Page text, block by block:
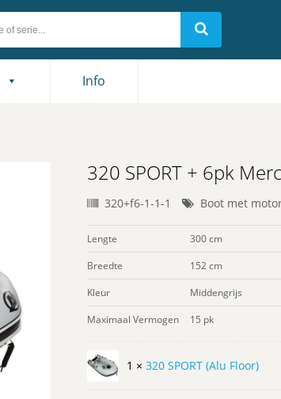
Info
320 SPORT + 6pk
320+f6-1-1-1 Boot met
Lengte
300 cm
Breedte
152 cm
Kleur
Middengrijs
Maximaal Vermogen
15 pk
1 × 320 SPORT (Alu Floor)